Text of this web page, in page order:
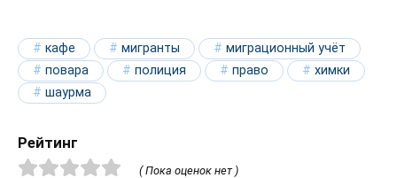
кафе мигранты
миграционный учёт
повара
полиция право
химки
шаурма
Рейтинг
( Пока оценок нет )